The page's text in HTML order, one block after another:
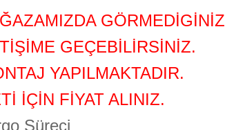
GÖRMEDİGİNİZ
GEÇEBİLİRSİNİZ.
YAPILMAKTADIR.
İÇİN FİYAT ALINIZ.
Süreci